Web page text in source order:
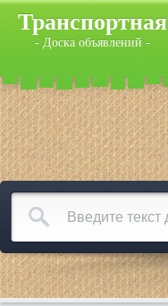
Транспортная
- Доска объявлений -